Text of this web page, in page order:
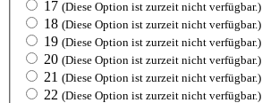
17 (Diese Option ist zurzeit nicht verfügbar.)
18 (Diese Option ist zurzeit nicht verfügbar.)
19 (Diese Option ist zurzeit nicht verfügbar.)
20 (Diese Option ist zurzeit nicht verfügbar.)
21 (Diese Option ist zurzeit nicht verfügbar.)
22 (Diese Option ist zurzeit nicht verfügbar.)